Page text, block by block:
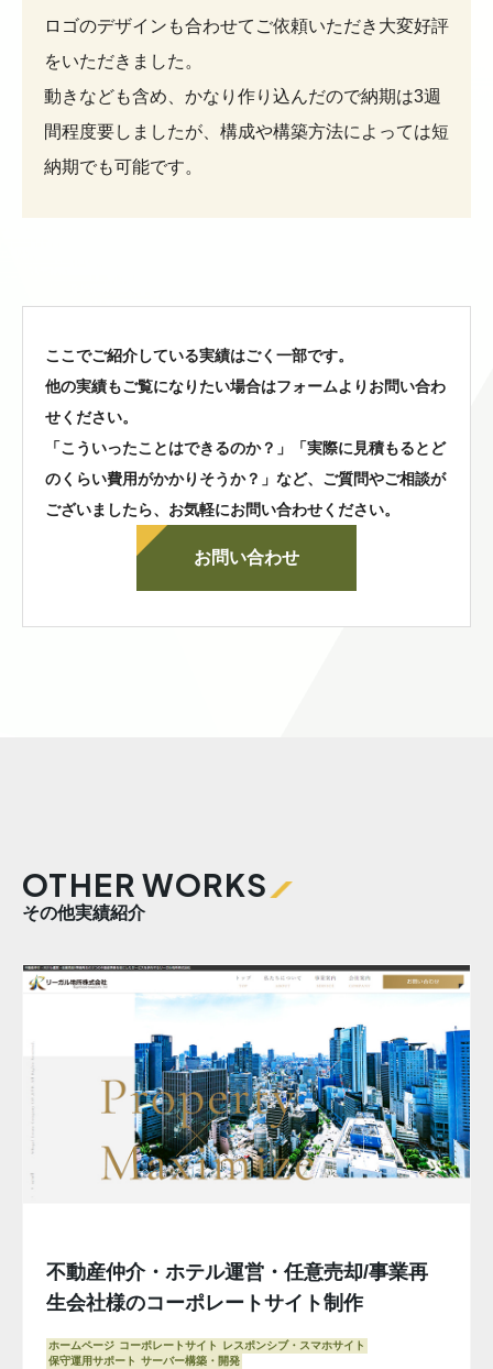
ロゴのデザインも合わせてご依頼いただき大変好評
をいただきました。
動きなども含め、かなり作り込んだので納期は3週
間程度要しましたが、構成や構築方法によっては短
納期でも可能です。
ここでご紹介している実績はごく一部です。
他の実績もご覧になりたい場合はフォームよりお問い合わ
せください。
「こういったことはできるのか？」「実際に見積もるとど
のくらい費用がかかりそうか？」など、 ご質問やご相談が
ございましたら、お気軽にお問い合わせください。
お問い合わせ
OTHER WORKS
その他実績紹介
不動産仲介・ホテル運営・任意売却/事業再
生会社様のコーポレートサイト制作
ホームページ コーポレートサイト
レスポンシブ・スマホサイト
保守運用サポート サーバー構築・開発